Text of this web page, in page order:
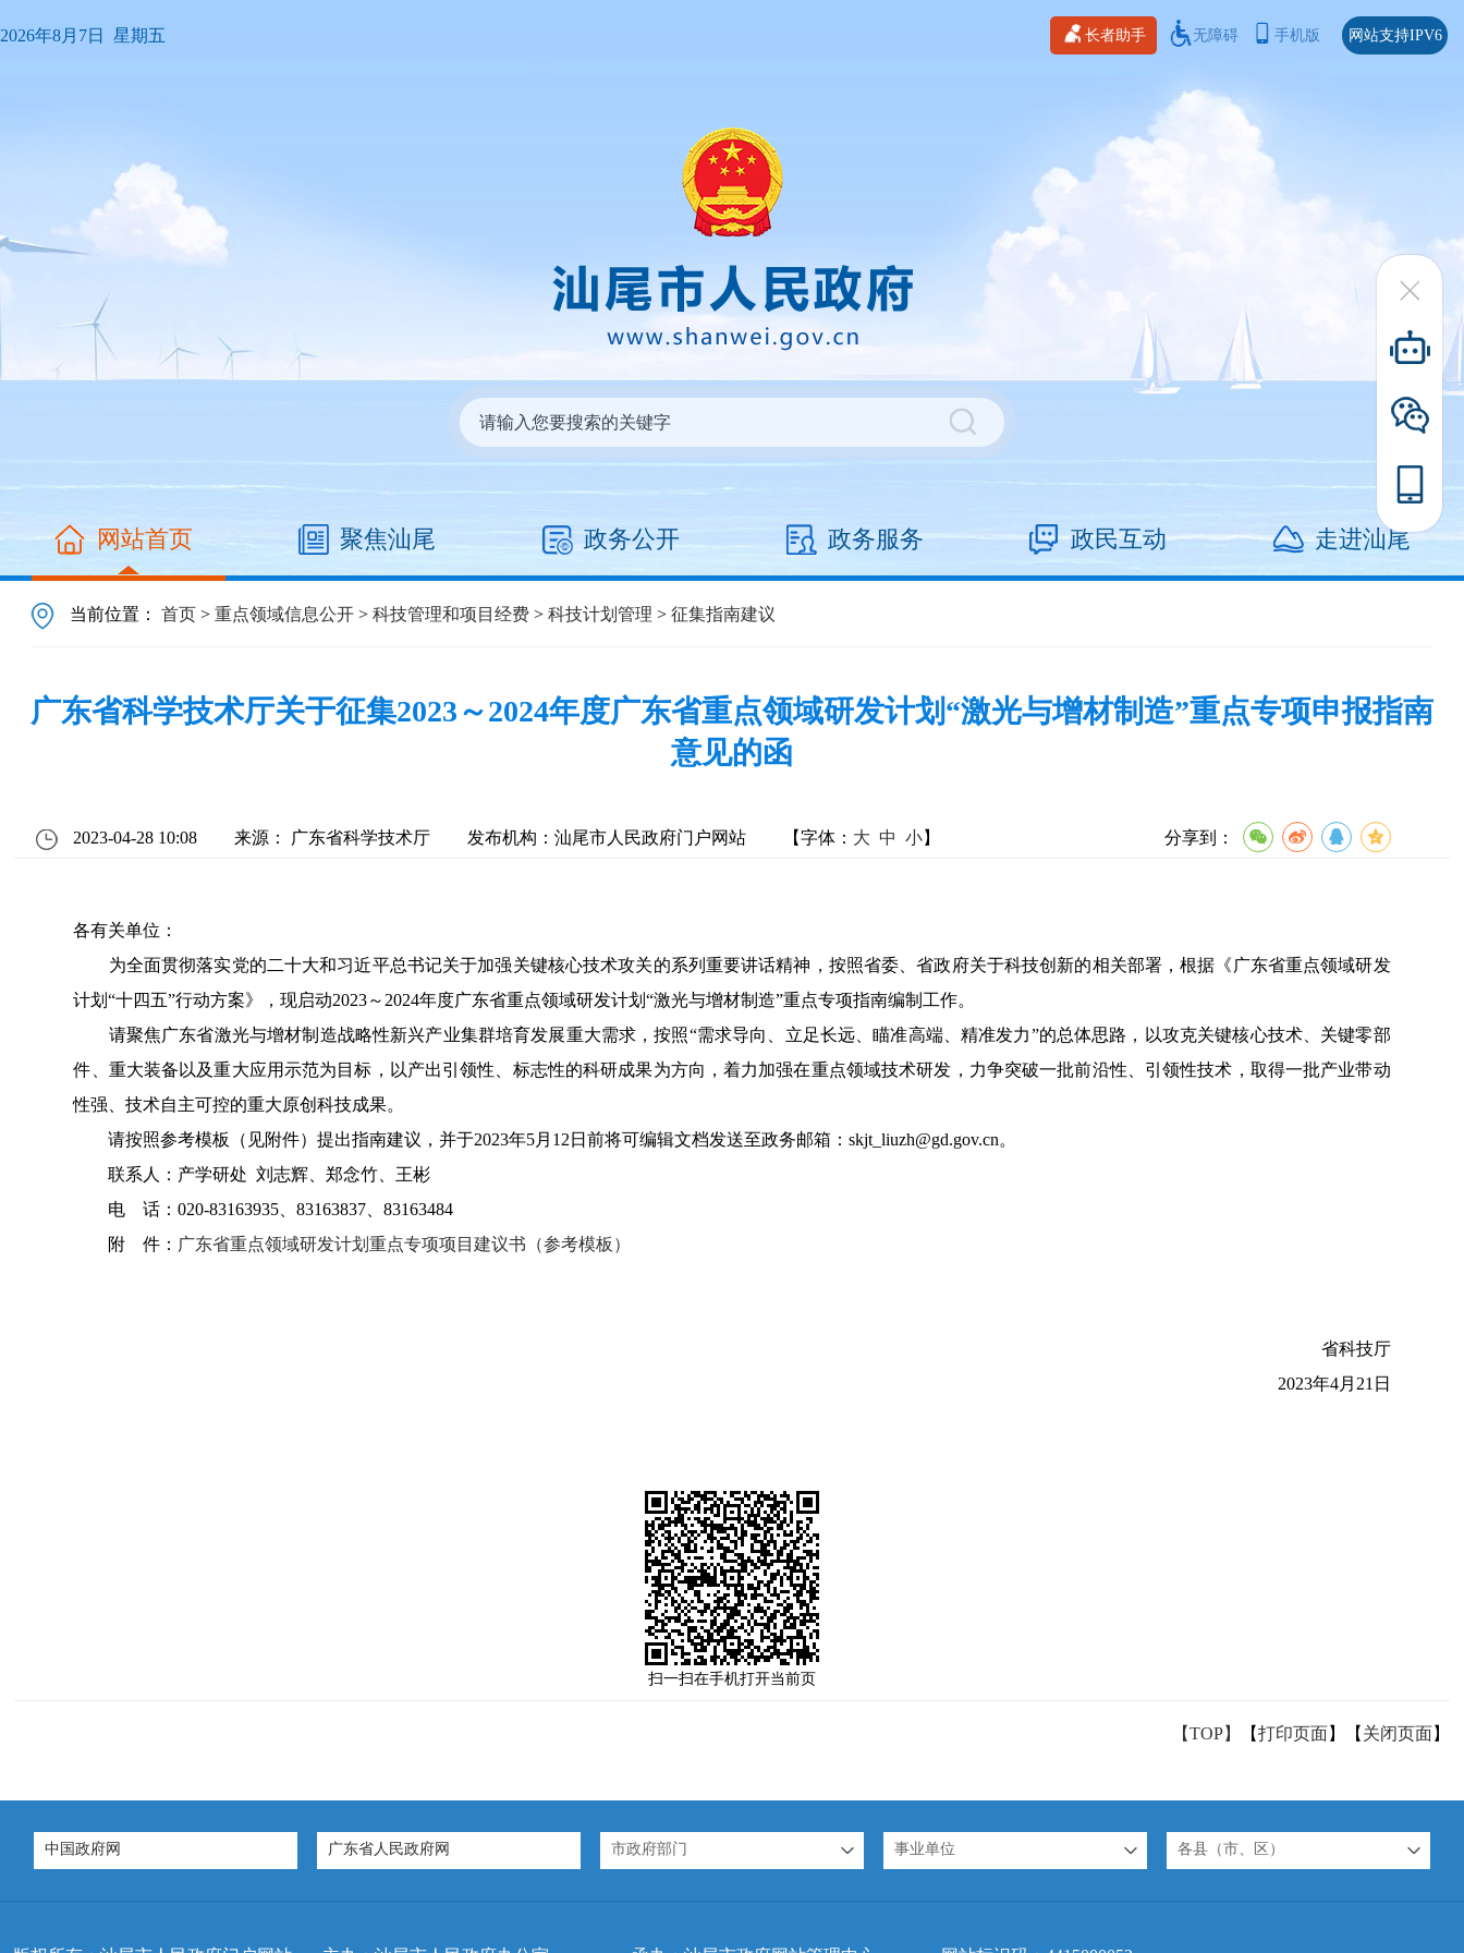
2026年8月7日 星期五 长者助手 无障碍 手机版 网站支持IPV6
网站首页 聚焦汕尾 政务公开 政务服务 政民互动 走进汕尾
当前位置：首页 >重点领域信息公开 >科技管理和项目经费 >科技计划管理 >征集指南建议
广东省科学技术厅关于征集2023～2024年度广东省重点领域研发计划“激光与增材制造”重点专项申报指南
意见的函
2023-04-28 10:08 来源： 广东省科学技术厅 发布机构：汕尾市人民政府门户网站 【字体： 大 中 小】 分享到：
各有关单位：
为全面贯彻落实党的二十大和习近平总书记关于加强关键核心技术攻关的系列重要讲话精神，按照省委、省政府关于科技创新的相关部署，根据《广东省重点领域研发
计划“十四五”行动方案》，现启动2023～2024年度广东省重点领域研发计划“激光与增材制造”重点专项指南编制工作。
请聚焦广东省激光与增材制造战略性新兴产业集群培育发展重大需求，按照“需求导向、立足长远、瞄准高端、精准发力”的总体思路，以攻克关键核心技术、关键零部
件、重大装备以及重大应用示范为目标，以产出引领性、标志性的科研成果为方向，着力加强在重点领域技术研发，力争突破一批前沿性、引领性技术，取得一批产业带动
性强、技术自主可控的重大原创科技成果。
请按照参考模板（见附件）提出指南建议，并于2023年5月12日前将可编辑文档发送至政务邮箱：skjt_liuzh@gd.gov.cn。
联系人：产学研处 刘志辉、郑念竹、王彬
电 话：020-83163935、83163837、83163484
附 件： 广东省重点领域研发计划重点专项项目建议书（参考模板）
省科技厅
2023年4月21日
扫一扫在手机打开当前页
【TOP】 【打印页面】【 关闭页面】
中国政府网 广东省人民政府网 市政府部门 事业单位 各县（市、区）